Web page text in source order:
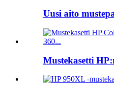
Uusi aito
Mustekasetti